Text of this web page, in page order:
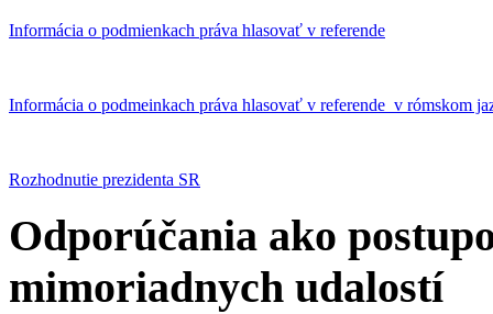
Informácia o podmienkach práva hlasovať v referende
Informácia o podmeinkach práva hlasovať v referende v rómskom
Rozhodnutie prezidenta SR
Odporúčania ako
mimoriadnych udalostí